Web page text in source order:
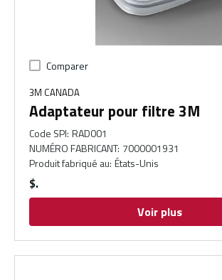
Comparer
3M CANADA
Adaptateur pour filtre 3M
Code SPI: RAD001
NUMÉRO FABRICANT: 7000001931
Produit fabriqué au: États-Unis
$
Voir plus